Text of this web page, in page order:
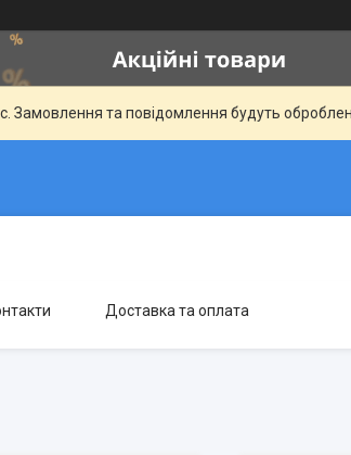
Замовлення та повідомлення будуть
Доставка та оплата